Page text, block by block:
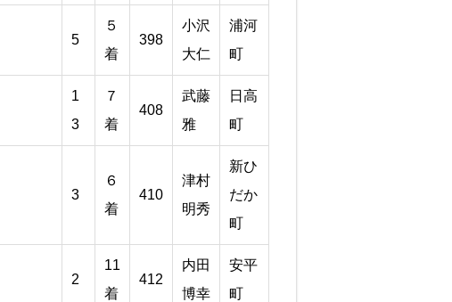
5
５
着
398
小沢
大仁
浦河
町
1
3
７
着
408
武藤
雅
日高
町
3
６
着
410
津村
明秀
新ひ
だか
町
2
11
着
412
内田
博幸
安平
町